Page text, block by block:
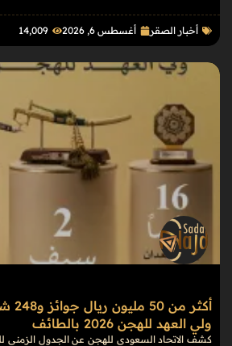
أخبار الصقر أغسطس 6, 2026 14٬009
ولي العهد للهجن 2026 بالطائف
كشف الاتحاد السعودي للهجن عن الجدول الزمني